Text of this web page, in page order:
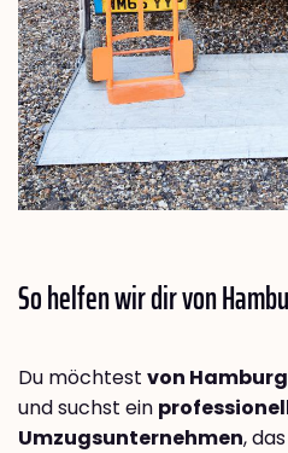
So helfen wir dir von
Du möchtest von
und suchst ein
Umzugsunternehmen,